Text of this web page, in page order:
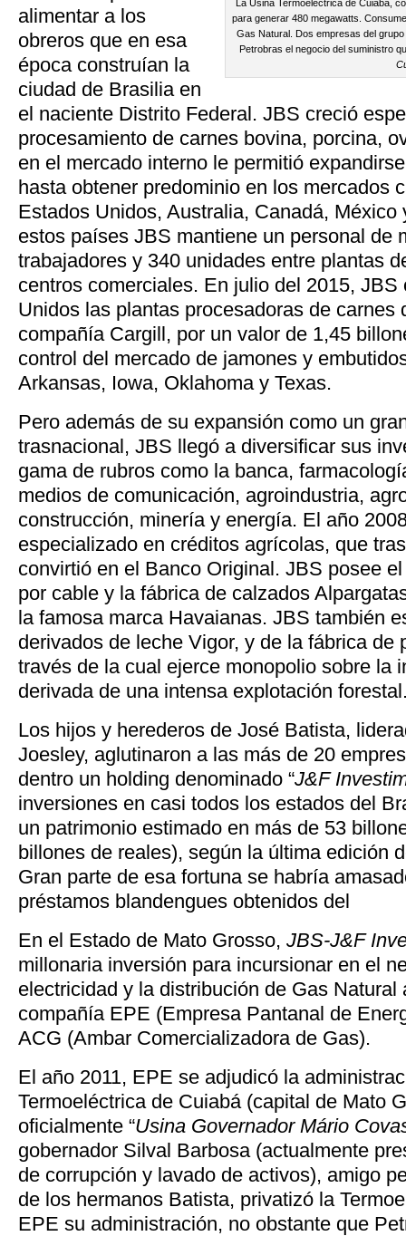
La Usina Termoeléctrica de Cuiabá,
para generar 480 megawatts.
Gas Natural. Dos empresas del
Petrobras el negocio del suministro
alimentar a los
obreros que en esa
época construían la
ciudad de Brasilia en
el naciente Distrito Federal. JBS creció
procesamiento de carnes bovina, porcina,
en el mercado interno le permitió
hasta obtener predominio en los mercados
Estados Unidos, Australia, Canadá, México
estos países JBS mantiene un personal de
trabajadores y 340 unidades entre plantas
centros comerciales. En julio del 2015, JBS
Unidos las plantas procesadoras de carnes
compañía Cargill, por un valor de 1,45
control del mercado de jamones y
Arkansas, Iowa, Oklahoma y Texas.
Pero además de su expansión como un
trasnacional, JBS llegó a diversificar sus
gama de rubros como la banca,
medios de comunicación, agroindustria,
construcción, minería y energía. El año
especializado en créditos agrícolas, que
convirtió en el Banco Original. JBS posee
por cable y la fábrica de calzados
la famosa marca Havaianas. JBS también
derivados de leche Vigor, y de la fábrica de
través de la cual ejerce monopolio sobre la
derivada de una intensa explotación
Los hijos y herederos de José Batista,
Joesley, aglutinaron a las más de 20
dentro un holding denominado “J&F
inversiones en casi todos los estados del
un patrimonio estimado en más de 53
billones de reales), según la última edición
Gran parte de esa fortuna se habría
préstamos blandengues obtenidos del
En el Estado de Mato Grosso, JBS-J&F
millonaria inversión para incursionar en el
electricidad y la distribución de Gas Natural
compañía EPE (Empresa Pantanal de
ACG (Ambar Comercializadora de Gas).
El año 2011, EPE se adjudicó la
Termoeléctrica de Cuiabá (capital de Mato
oficialmente “Usina Governador Mário
gobernador Silval Barbosa (actualmente
de corrupción y lavado de activos), amigo
de los hermanos Batista, privatizó la
EPE su administración, no obstante que